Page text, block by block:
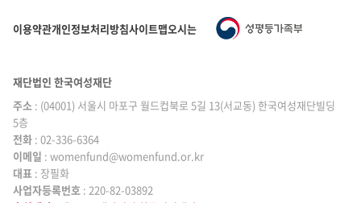
이용약관개인정보처리방침사이트맵오시는 길
재단법인 한국여성재단
주소 : (04001) 서울시 마포구 월드컵북로 5길 13(서교동) 한국여성재단빌딩
5층
전화 : 02-336-6364
|
이메일 : womenfund@womenfund.or.kr
|
대표 : 장필화
|
사업자등록번호 : 220-82-03892